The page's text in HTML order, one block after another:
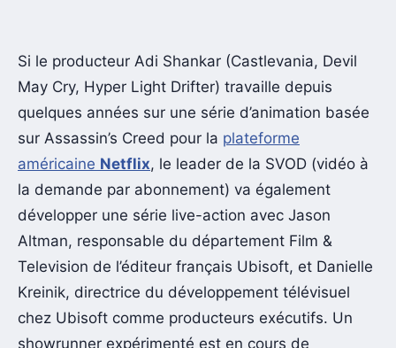
Si le producteur Adi Shankar (Castlevania, Devil
May Cry, Hyper Light Drifter) travaille depuis
quelques années sur une série d’animation basée
sur Assassin’s Creed pour la plateforme
américaine Netflix, le leader de la SVOD (vidéo à
la demande par abonnement) va également
développer une série live-action avec Jason
Altman, responsable du département Film &
Television de l’éditeur français Ubisoft, et Danielle
Kreinik, directrice du développement télévisuel
chez Ubisoft comme producteurs exécutifs. Un
showrunner expérimenté est en cours de